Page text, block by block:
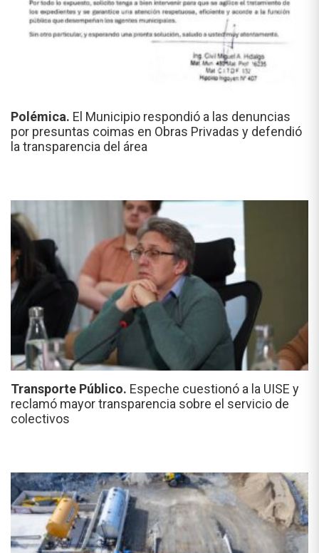
Polémica. El Municipio respondió a las denuncias
por presuntas coimas en Obras Privadas y defendió
la transparencia del área
Transporte Público. Espeche cuestionó a la UISE y
reclamó mayor transparencia sobre el servicio de
colectivos